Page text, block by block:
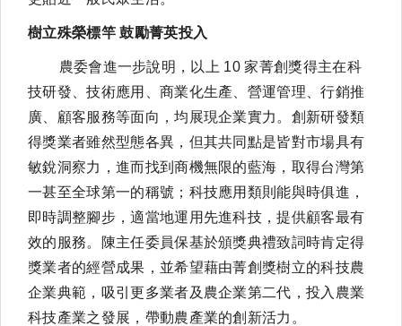
樹立殊榮標竿鼓勵菁英投入
農委會進一步說明，以上 10 家菁創獎得主在科
技研發、技術應用、商業化生產、營運管理、行銷推
廣、顧客服務等面向，均展現企業實力。創新研發類
得獎業者雖然型態各異，但其共同點是皆對市場具有
敏銳洞察力，進而找到商機無限的藍海，取得台灣第
一甚至全球第一的稱號；科技應用類則能與時俱進，
即時調整腳步，適當地運用先進科技，提供顧客最有
效的服務。陳主任委員保基於頒獎典禮致詞時肯定得
獎業者的經營成果，並希望藉由菁創獎樹立的科技農
企業典範，吸引更多業者及農企業第二代，投入農業
科技產業之發展，帶動農產業的創新活力。